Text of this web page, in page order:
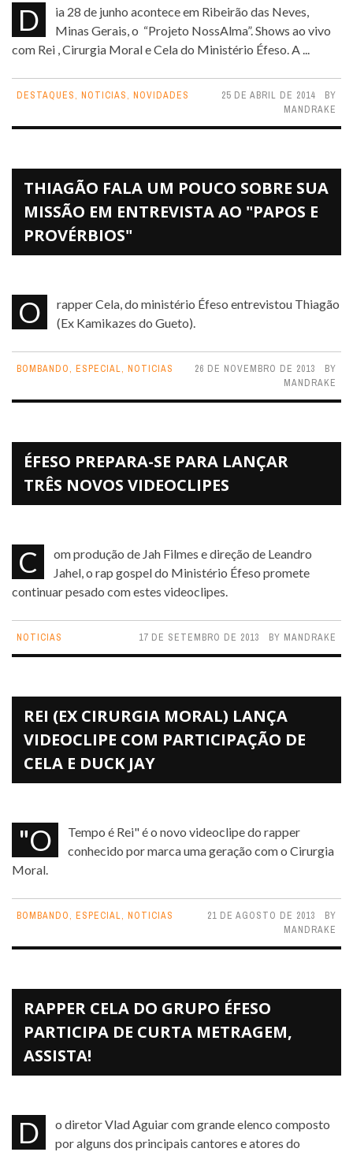
Dia 28 de junho acontece em Ribeirão das Neves,
Minas Gerais, o “Projeto NossAlma”. Shows ao vivo
com Rei , Cirurgia Moral e Cela do Ministério Éfeso. A ...
DESTAQUES, NOTICIAS, NOVIDADES 25 DE ABRIL DE 2014
BY
MANDRAKE
THIAGÃO FALA UM POUCO SOBRE SUA
MISSÃO EM ENTREVISTA AO "PAPOS E
PROVÉRBIOS"
O rapper Cela, do ministério Éfeso entrevistou Thiagão (Ex Kamikazes do Gueto).
BOMBANDO, ESPECIAL, NOTICIAS 26 DE NOVEMBRO DE 2013
BY
MANDRAKE
ÉFESO PREPARA-SE PARA LANÇAR
TRÊS NOVOS VIDEOCLIPES
Com produção de Jah Filmes e direção de Leandro
Jahel, o rap gospel do Ministério Éfeso promete
continuar pesado com estes videoclipes.
NOTICIAS 17 DE SETEMBRO DE 2013 BY MANDRAKE
REI (EX CIRURGIA MORAL) LANÇA
VIDEOCLIPE COM PARTICIPAÇÃO DE
CELA E DUCK JAY
"O Tempo é Rei" é o novo videoclipe do rapper
conhecido por marca uma geração com o Cirurgia
Moral.
BOMBANDO, ESPECIAL, NOTICIAS 21 DE AGOSTO DE 2013
BY
MANDRAKE
RAPPER CELA DO GRUPO ÉFESO
PARTICIPA DE CURTA METRAGEM,
ASSISTA!
Do diretor Vlad Aguiar com grande elenco composto
por alguns dos principais cantores e atores do